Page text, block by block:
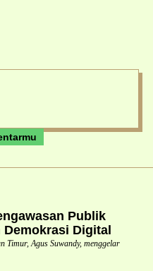
Publik
Digital
Agus Suwandy, menggelar